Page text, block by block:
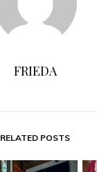
FRIEDA
RELATED POSTS